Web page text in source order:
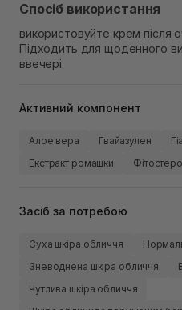
Спосіб використання
використовуйте крем після
Підходить для щоденного
ввечері.
Активний компонент
Алое вера Гвайазулен
Екстракт ромашки
Засіб за потребою
Суха шкіра обличчя
Зневоднена шкіра обличчя
Чутлива шкіра обличчя